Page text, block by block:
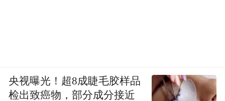
央视曝光！超8成睫毛胶样品
检出致癌物，部分成分接近